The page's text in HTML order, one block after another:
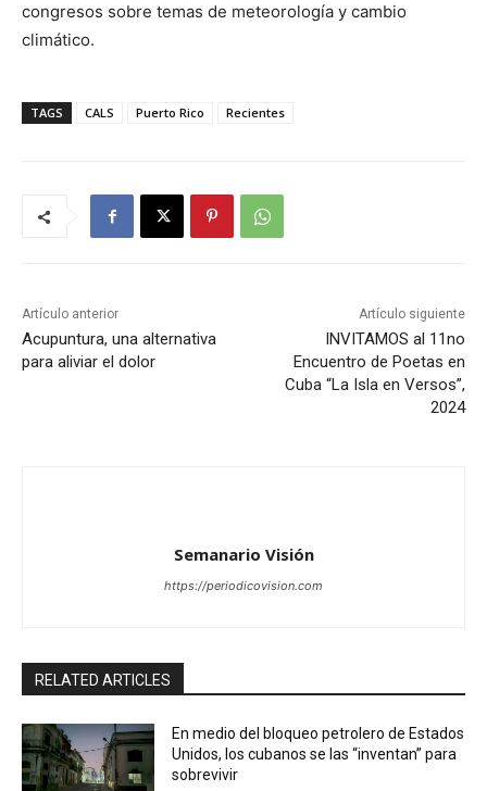
congresos sobre temas de meteorología y cambio
climático.
TAGS CALS Puerto Rico Recientes
Artículo anterior
Acupuntura, una alternativa
para aliviar el dolor
Artículo siguiente
INVITAMOS al 11no
Encuentro de Poetas en
Cuba “La Isla en Versos”,
2024
Semanario Visión
https://periodicovision.com
RELATED ARTICLES
En medio del bloqueo petrolero de Estados
Unidos, los cubanos se las “inventan” para
sobrevivir